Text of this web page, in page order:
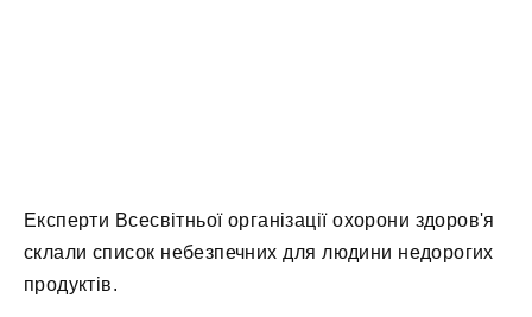
Експерти Всесвітньої організації охорони здоров'я
склали список небезпечних для людини недорогих
продуктів.